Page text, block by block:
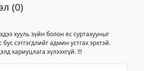
(0)
хууль зүйн болон ёс суртахууныг
сэтгэгдлийг админ устгах эрхтэй.
хариуцлага хүлээхгүй. !!!